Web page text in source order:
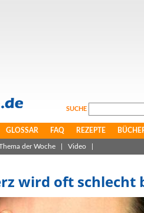
SUCHE
GLOSSAR FAQ REZEPTE
der Woche Video
wird oft schlecht